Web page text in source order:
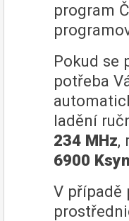
program
Pokud se
potřeba
ladění
234 MHz,
6900
V případě